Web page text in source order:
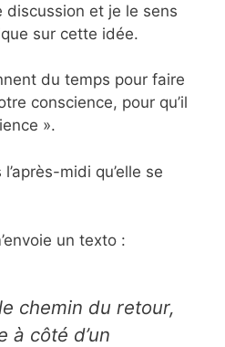
discussion et je le sens
sur cette idée.
du temps pour faire
conscience, pour qu’il
».
midi qu’elle se
un texto :
chemin du retour,
à côté d’un